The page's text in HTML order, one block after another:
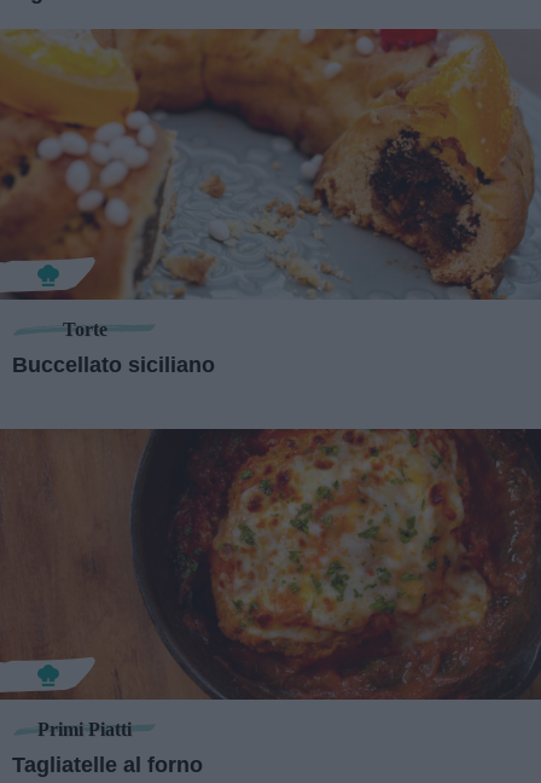
Torte
Buccellato siciliano
Primi Piatti
Tagliatelle al forno